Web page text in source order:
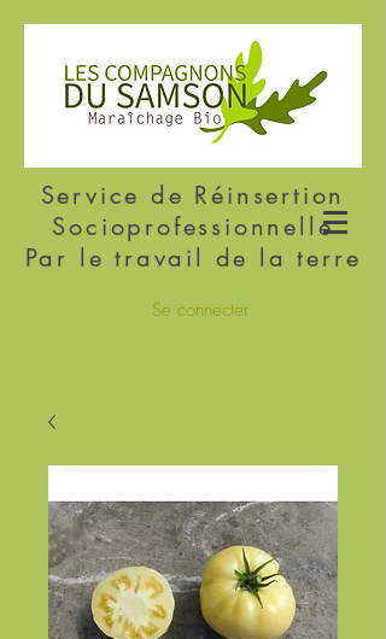
Service de Réinsertion
Socioprofessionnelle
Par le travail de la terre
Se connecter